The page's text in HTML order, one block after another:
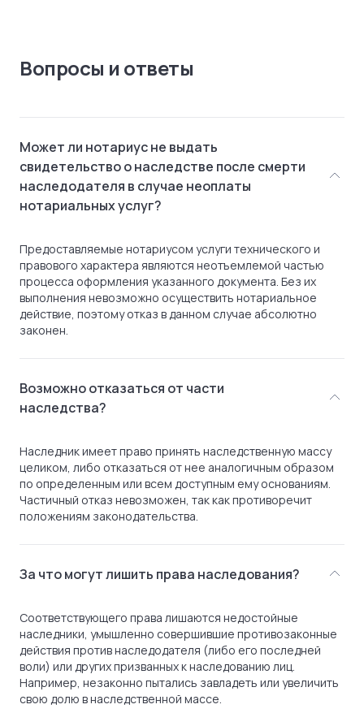
Вопросы и ответы
Может ли нотариус не выдать
свидетельство о наследстве после смерти
наследодателя в случае неоплаты
нотариальных услуг?
Предоставляемые нотариусом услуги технического и
правового характера являются неотъемлемой частью
процесса оформления указанного документа. Без их
выполнения невозможно осуществить нотариальное
действие, поэтому отказ в данном случае абсолютно
законен.
Возможно отказаться от части
наследства?
Наследник имеет право принять наследственную массу
целиком, либо отказаться от нее аналогичным образом
по определенным или всем доступным ему основаниям.
Частичный отказ невозможен, так как противоречит
положениям законодательства.
За что могут лишить права наследования?
Соответствующего права лишаются недостойные
наследники, умышленно совершившие противозаконные
действия против наследодателя (либо его последней
воли) или других призванных к наследованию лиц.
Например, незаконно пытались завладеть или увеличить
свою долю в наследственной массе.